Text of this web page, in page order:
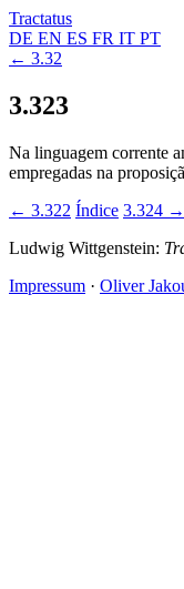
Tractatus
DE EN ES FR IT PT
← 3.32
3.323
Na linguagem corrente
empregadas na
← 3.322 Índice 3.324 →
Ludwig Wittgenstein:
Impressum · Oliver